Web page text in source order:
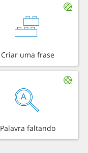
Criar uma frase
Palavra faltando